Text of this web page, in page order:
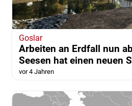
Goslar
Arbeiten an Erdfall nun
Seesen hat einen neuen
vor 4 Jahren